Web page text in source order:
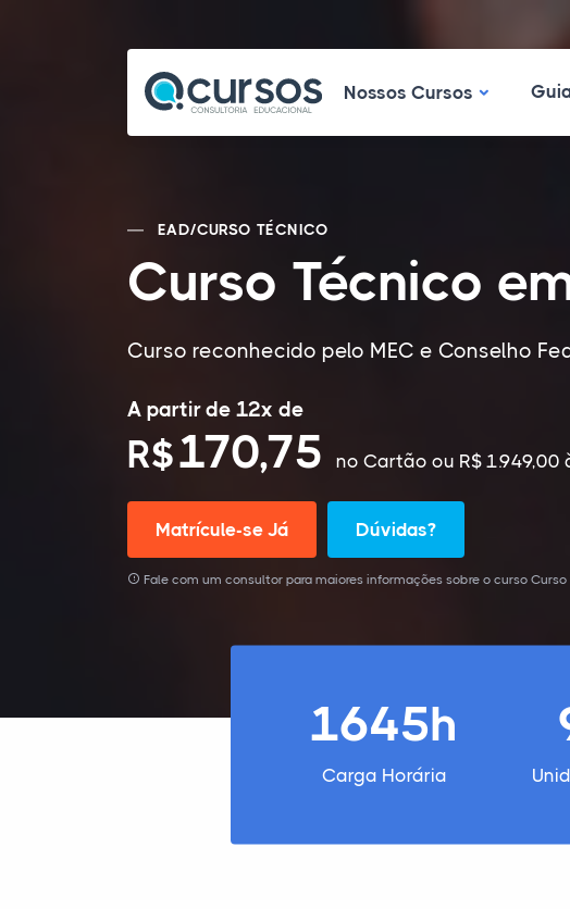
Nossos CursosNossos
EAD/CURSO TÉCNICO
Curso Técnico
Curso reconhecido pelo MEC e Conselho
A partir de 12x de
R$170,75 no Cartão ou R$ 1.949,00
Matrícule-se Já Dúvidas?
Fale com um consultor para maiores informações sobre o curso Curso
1645h
Carga Horária